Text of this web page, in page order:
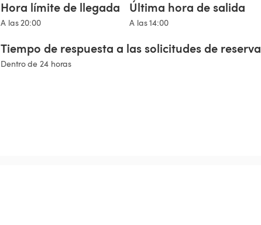
Hora límite de llegada
A las 20:00
Última hora de salida
A las 14:00
Tiempo de respuesta a las solicitudes de reserva
Dentro de 24 horas